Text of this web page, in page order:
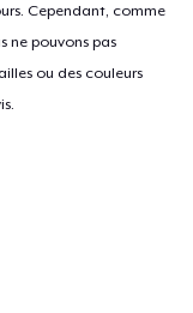
Cependant, comme
ne pouvons pas
ou des couleurs